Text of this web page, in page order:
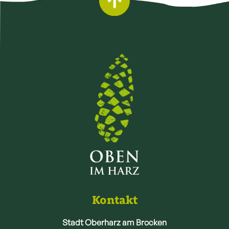
Kontakt
Stadt Oberharz am Brocken